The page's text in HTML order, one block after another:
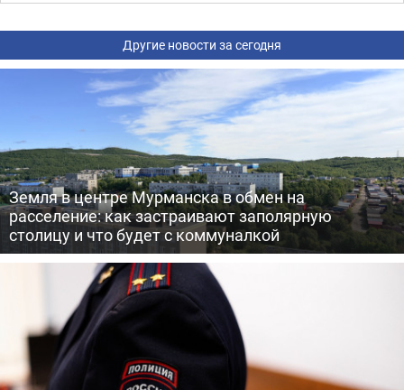
Другие новости за сегодня
Земля в центре Мурманска в обмен на
расселение: как застраивают заполярную
столицу и что будет с коммуналкой